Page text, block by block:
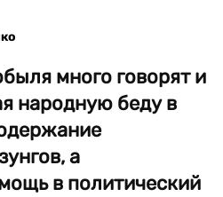
много говорят и
народную беду в
а
в политический